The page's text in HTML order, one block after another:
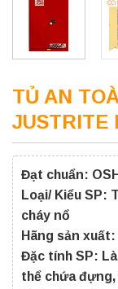
TỦ AN
JUSTRITE
Đạt chuẩn:
Loại/ Kiểu SP:
cháy nổ
Hãng sản xuất:
Đặc tính SP:
thể chứa